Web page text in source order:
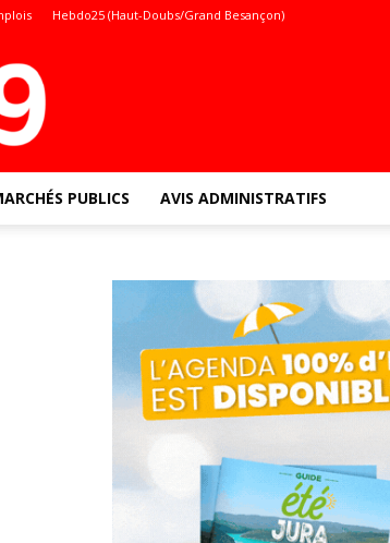
Hebdo25 (Haut-Doubs/Grand Besançon)
PUBLICS AVIS ADMINISTRATIFS